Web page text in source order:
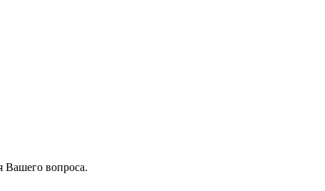
Вашего вопроса.